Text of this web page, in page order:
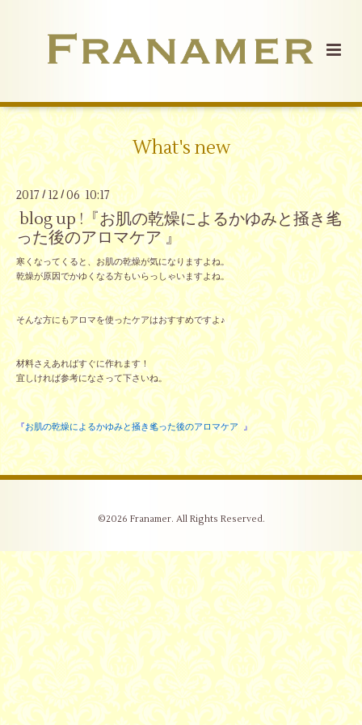
What's new
2017/12 /06 10:17
blog up !『お肌の乾燥によるかゆみと掻き毟
った後のアロマケア 』
寒くなってくると、お肌の乾燥が気になりますよね。
乾燥が原因でかゆくなる方もいらっしゃいますよね。
そんな方にもアロマを使ったケアはおすすめですよ♪
材料さえあればすぐに作れます！
宜しければ参考になさって下さいね。
『お肌の乾燥によるかゆみと掻き毟った後のアロマケア』
©2026 Franamer. All Rights Reserved.